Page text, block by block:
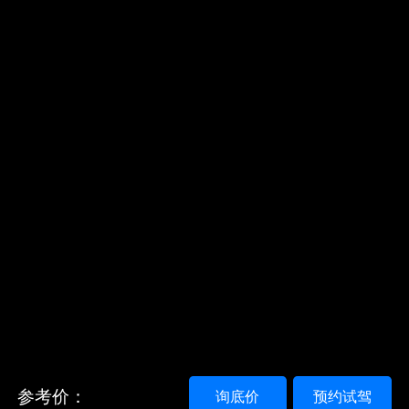
参考价： 预约试驾
询底价